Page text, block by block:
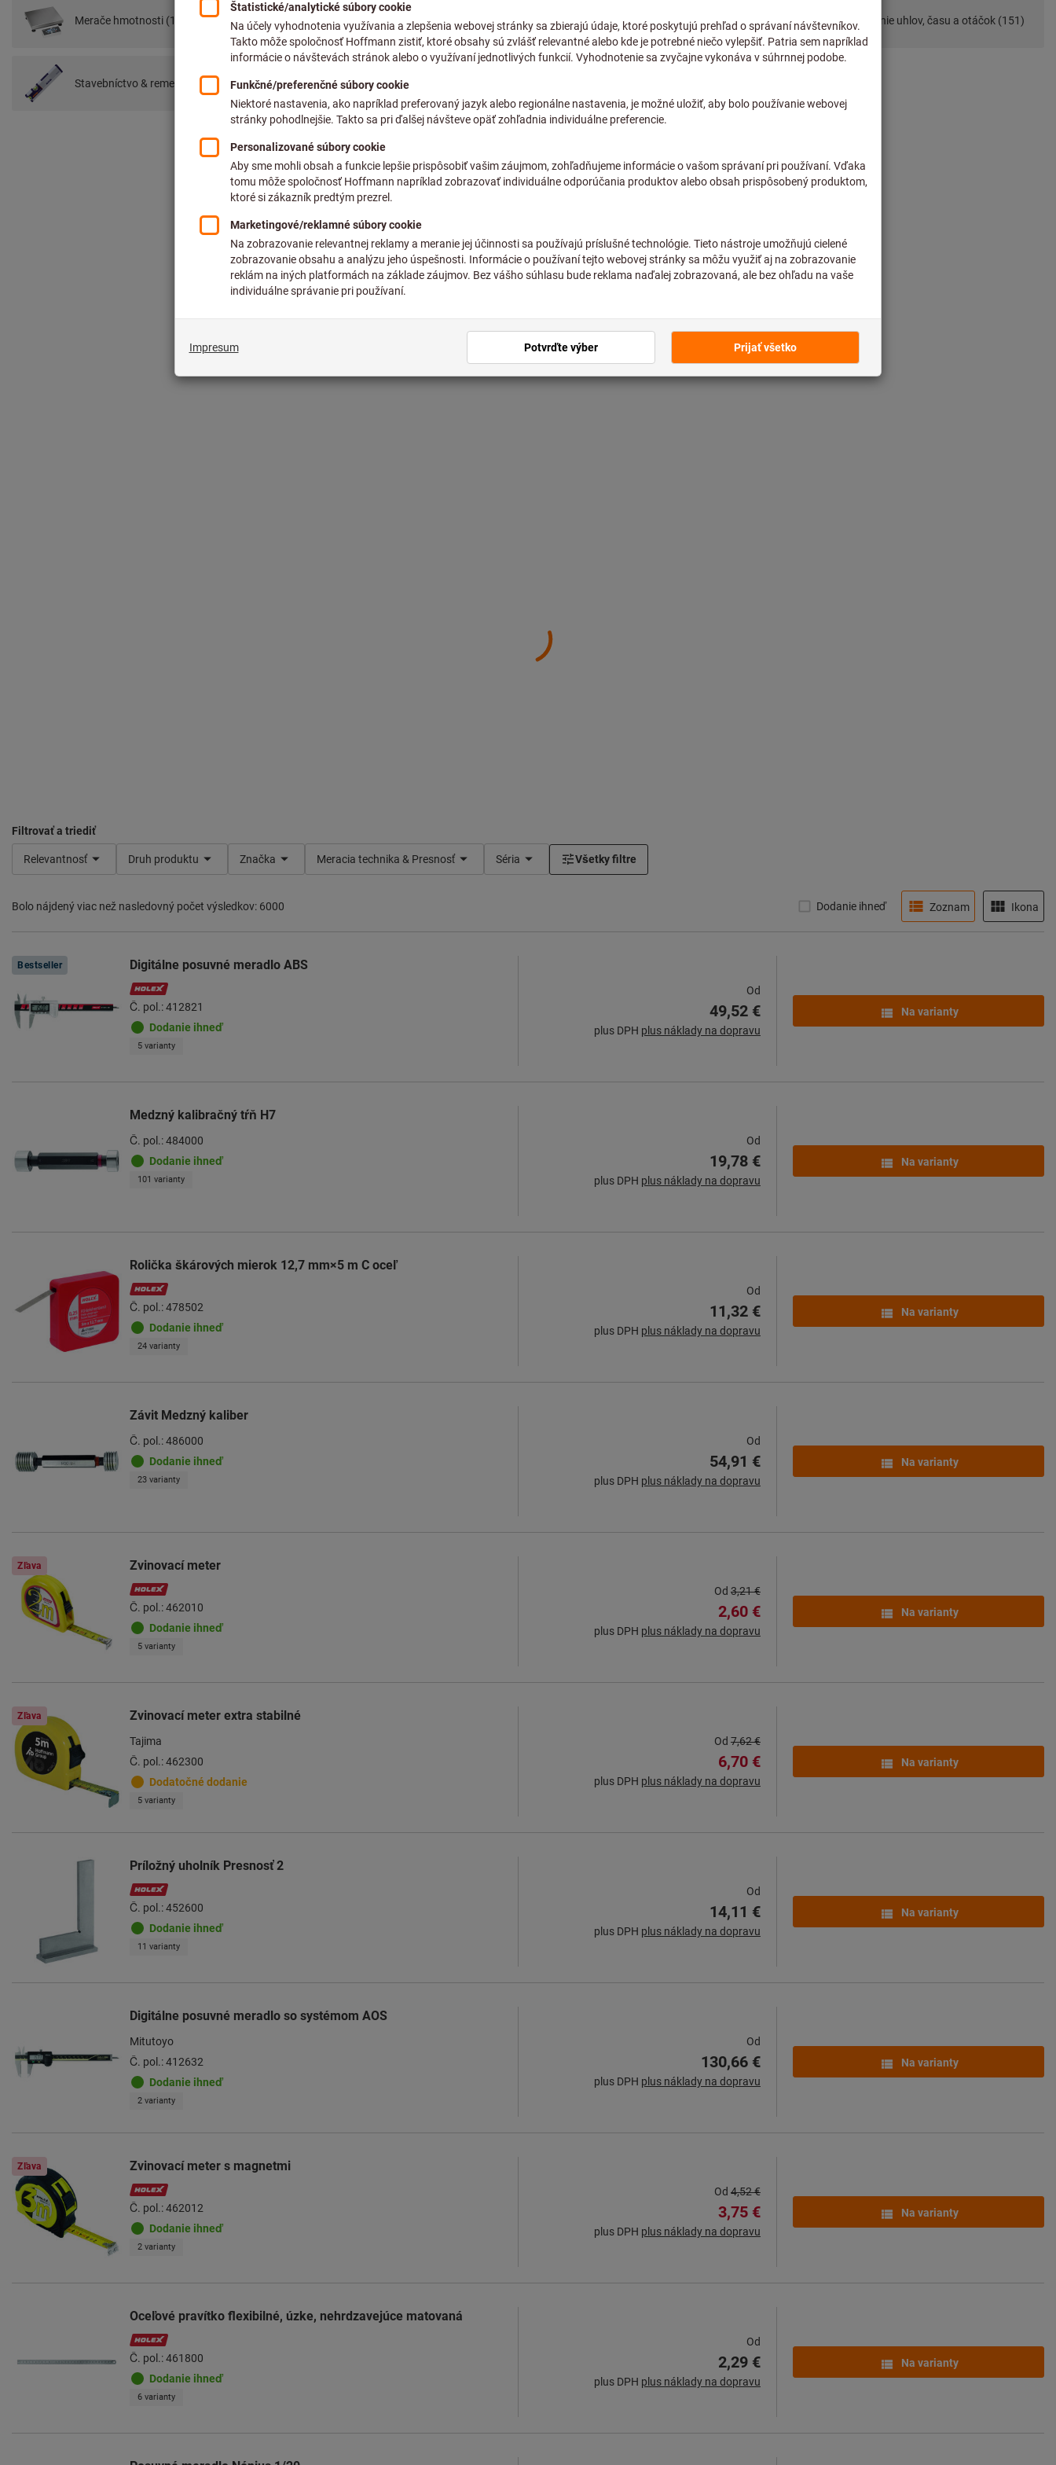
Merače hmotnosti (1641) Silomery (83)
(2762)
Meranie uhlov, času a otáčok (151)
Stavebníctvo & remeslá (1019)
príslušenstvo (4428)
Filtrovať a triediť
Relevantnosť Druh produktu Značka Meracia technika & Presnosť Séria Všetky filtre
Bolo nájdený viac než nasledovný počet výsledkov: 6000 Dodanie ihneď Zoznam Ikona
Bestseller Digitálne posuvné meradlo ABS
Č. pol.: 412821
Dodanie ihneď
5 varianty
Od
49,52 €
plus DPH plus náklady na dopravu
Na varianty
Medzný kalibračný tŕň H7
Č. pol.: 484000
Dodanie ihneď
101 varianty
Od
19,78 €
plus DPH plus náklady na dopravu
Na varianty
Rolička škárových mierok 12,7 mm×5 m C oceľ
Č. pol.: 478502
Dodanie ihneď
24 varianty
Od
11,32 €
plus DPH plus náklady na dopravu
Na varianty
Závit Medzný kaliber
Č. pol.: 486000
Dodanie ihneď
23 varianty
Od
54,91 €
plus DPH plus náklady na dopravu
Na varianty
Zľava Zvinovací meter
Č. pol.: 462010
Dodanie ihneď
5 varianty
Od 3,21 €
2,60 €
plus DPH plus náklady na dopravu
Na varianty
Zľava Zvinovací meter extra stabilné
Tajima
Č. pol.: 462300
Dodatočné dodanie
5 varianty
Od 7,62 €
6,70 €
plus DPH plus náklady na dopravu
Na varianty
Príložný uholník Presnosť 2
Č. pol.: 452600
Dodanie ihneď
11 varianty
Od
14,11 €
plus DPH plus náklady na dopravu
Na varianty
Digitálne posuvné meradlo so systémom AOS
Mitutoyo
Č. pol.: 412632
Dodanie ihneď
2 varianty
Od
130,66 €
plus DPH plus náklady na dopravu
Na varianty
Zľava Zvinovací meter s magnetmi
Č. pol.: 462012
Dodanie ihneď
2 varianty
Od 4,52 €
3,75 €
plus DPH plus náklady na dopravu
Na varianty
Oceľové pravítko flexibilné, úzke, nehrdzavejúce matovaná
Č. pol.: 461800
Dodanie ihneď
6 varianty
Od
2,29 €
plus DPH plus náklady na dopravu
Na varianty